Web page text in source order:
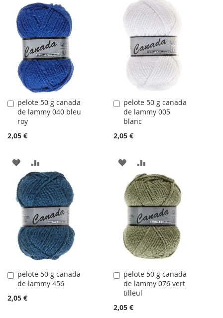
LA
LISTE
D'ACHATS
COMPARATEUR
À
LA
LISTE
D'ACHATS
AU
COMPARATEUR
pelote 50 g canada
de lammy 040 bleu
roy
2,05 €
Ajouter
au
panier
AJOUTER
À
LA
LISTE
D'ACHATS
AU
COMPARATEUR
pelote 50 g canada
de lammy 005
blanc
2,05 €
Ajouter
au
panier
AJOUTER
LA
LISTE
D'ACHATS
AU
COMPARATEUR
pelote 50 g canada
de lammy 456
2,05 €
Ajouter
au
panier
pelote 50 g canada
de lammy 076 vert
tilleul
2,05 €
Ajouter
au
panier